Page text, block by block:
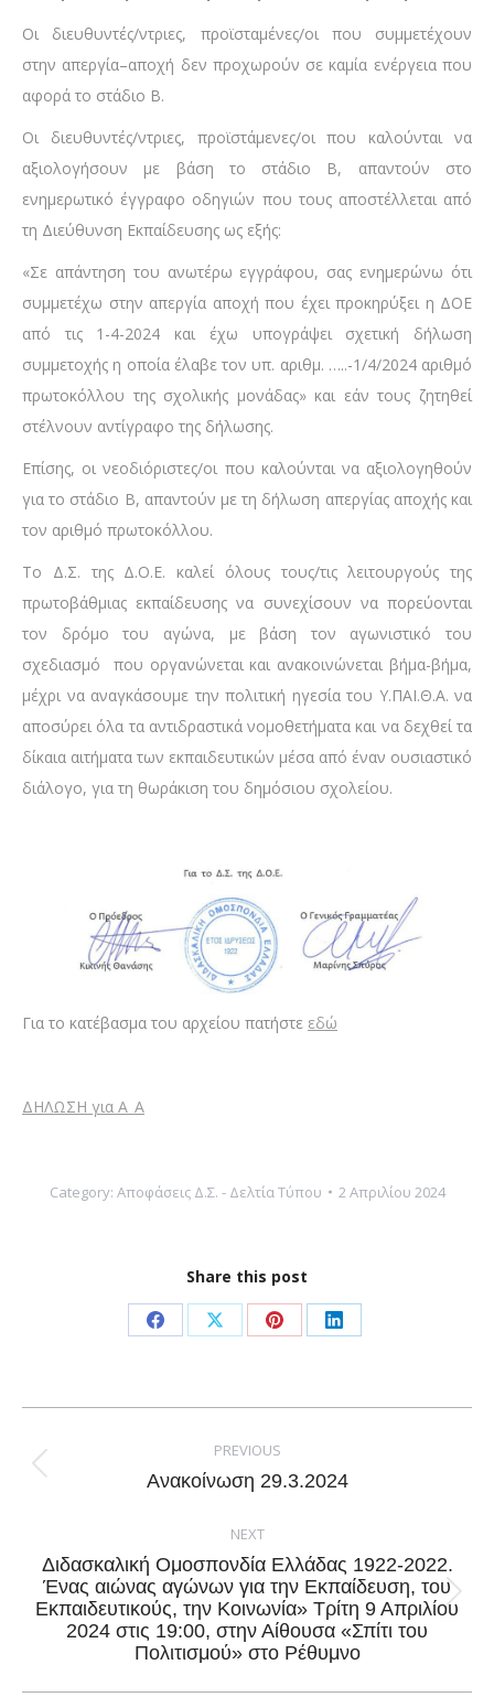
Οι διευθυντές/ντριες, προϊσταμένες/οι που συμμετέχουν
στην απεργία–αποχή δεν προχωρούν σε καμία ενέργεια που
αφορά το στάδιο Β.
Οι διευθυντές/ντριες, προϊστάμενες/οι που καλούνται να
αξιολογήσουν με βάση το στάδιο Β, απαντούν στο
ενημερωτικό έγγραφο οδηγιών που τους αποστέλλεται από
τη Διεύθυνση Εκπαίδευσης ως εξής:
«Σε απάντηση του ανωτέρω εγγράφου, σας ενημερώνω ότι
συμμετέχω στην απεργία αποχή που έχει προκηρύξει η ΔΟΕ
από τις 1-4-2024 και έχω υπογράψει σχετική δήλωση
συμμετοχής η οποία έλαβε τον υπ. αριθμ. …..-1/4/2024 αριθμό
πρωτοκόλλου της σχολικής μονάδας» και εάν τους ζητηθεί
στέλνουν αντίγραφο της δήλωσης.
Επίσης, οι νεοδιόριστες/οι που καλούνται να αξιολογηθούν
για το στάδιο Β, απαντούν με τη δήλωση απεργίας αποχής και
τον αριθμό πρωτοκόλλου.
Το Δ.Σ. της Δ.Ο.Ε. καλεί όλους τους/τις λειτουργούς της
πρωτοβάθμιας εκπαίδευσης να συνεχίσουν να πορεύονται
τον δρόμο του αγώνα, με βάση τον αγωνιστικό του
σχεδιασμό που οργανώνεται και ανακοινώνεται βήμα-βήμα,
μέχρι να αναγκάσουμε την πολιτική ηγεσία του Υ.ΠΑΙ.Θ.Α. να
αποσύρει όλα τα αντιδραστικά νομοθετήματα και να δεχθεί τα
δίκαια αιτήματα των εκπαιδευτικών μέσα από έναν ουσιαστικό
διάλογο, για τη θωράκιση του δημόσιου σχολείου.
Για το κατέβασμα του αρχείου πατήστε εδώ
ΔΗΛΩΣΗ για Α_Α
Category: Αποφάσεις Δ.Σ. - Δελτία Τύπου 2 Απριλίου 2024
Share this post
Share
Facebook
Share
X
Share
Pinterest
Share
LinkedIn
navigation
PREVIOUS
Previous
Ανακοίνωση 29.3.2024
NEXT
Next
post:
Διδασκαλική Ομοσπονδία Ελλάδας 1922-2022.
Ένας αιώνας αγώνων για την Εκπαίδευση, του
Εκπαιδευτικούς, την Κοινωνία» Τρίτη 9 Απριλίου
2024 στις 19:00, στην Αίθουσα «Σπίτι του
Πολιτισμού» στο Ρέθυμνο